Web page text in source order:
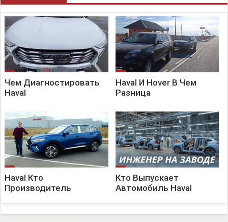
Чем Диагностировать
Haval
Haval И Hover В Чем
Разница
Haval Кто
Производитель
Кто Выпускает
Автомобиль Haval